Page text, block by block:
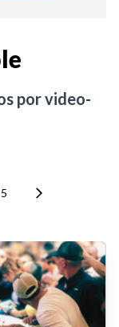
porvideo-
5